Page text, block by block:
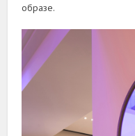
образе.